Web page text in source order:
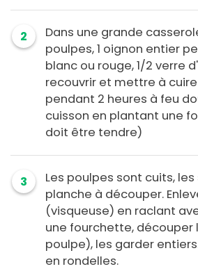
2
Dans une grande
poulpes, 1 oignon entier
blanc ou rouge, 1/2 verre
recouvrir et mettre à
pendant 2 heures à feu
cuisson en plantant une
doit être tendre)
3
Les poulpes sont cuits,
planche à découper.
(visqueuse) en raclant
une fourchette, découper
poulpe), les garder
en rondelles.